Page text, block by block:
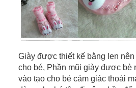
Giày được thiết kế bằng len
cho bé, Phần mũi giày được bè
vào tạo cho bé cảm giác thoải